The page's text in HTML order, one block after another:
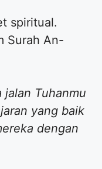
spiritual.
Surah An-
jalan Tuhanmu
yang baik
dengan